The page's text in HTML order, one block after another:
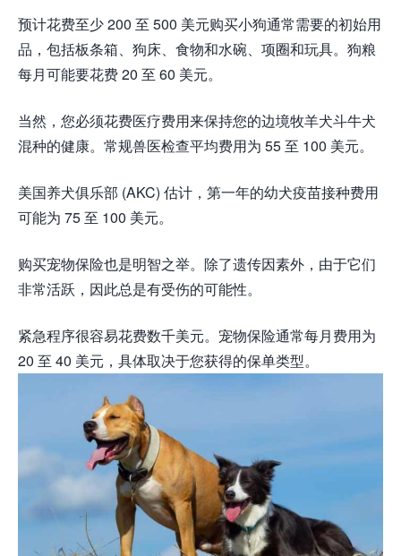
预计花费至少 200 至 500 美元购买小狗通常需要的初始用
品，包括板条箱、狗床、食物和水碗、项圈和玩具。狗粮
每月可能要花费 20 至 60 美元。
当然，您必须花费医疗费用来保持您的边境牧羊犬斗牛犬
混种的健康。常规兽医检查平均费用为 55 至 100 美元。
美国养犬俱乐部 (AKC) 估计，第一年的幼犬疫苗接种费用
可能为 75 至 100 美元。
购买宠物保险也是明智之举。除了遗传因素外，由于它们
非常活跃，因此总是有受伤的可能性。
紧急程序很容易花费数千美元。宠物保险通常每月费用为
20 至 40 美元，具体取决于您获得的保单类型。